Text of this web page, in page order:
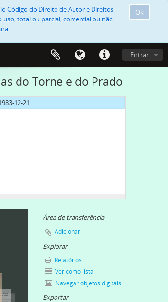
Ok
Código do Direito de Autor e Direitos
total ou parcial, comercial ou não
Entrar
do Torne e do Prado
12-21
Área de transferência
Adicionar
Explorar
Relatórios
Ver como lista
Navegar objetos digitais
Exportar